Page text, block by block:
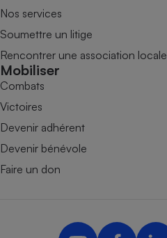
Nos services
Soumettre un litige
Rencontrer une association locale
Mobiliser
Combats
Victoires
Devenir adhérent
Devenir bénévole
Faire un don